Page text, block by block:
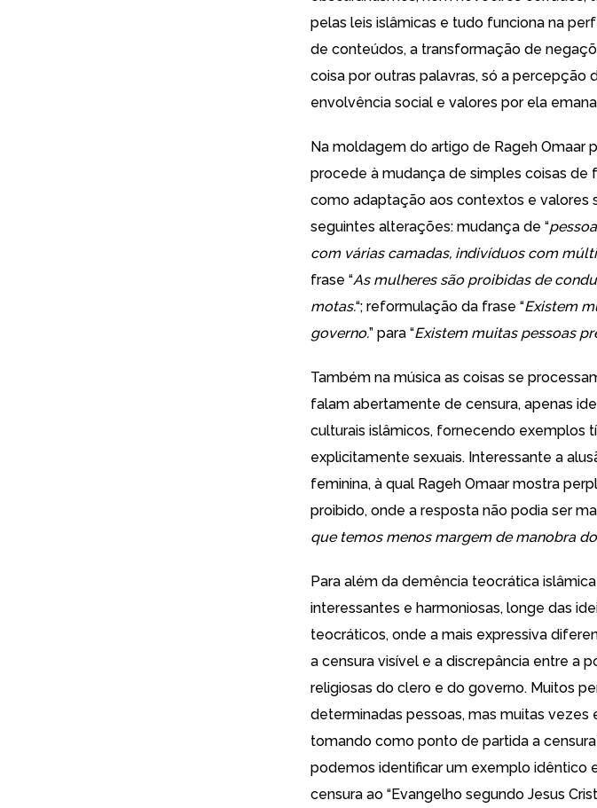
pelas leis islâmicas e tudo funciona na
de conteúdos, a transformação de
coisa por outras palavras, só a percepção
envolvência social e valores por ela
Na moldagem do artigo de Rageh Omaar
procede à mudança de simples coisas de
como adaptação aos contextos e valores
seguintes alterações: mudança de “
com várias camadas, indivíduos com
frase “As mulheres são proibidas de
motas.“; reformulação da frase “Existem
governo.” para “Existem muitas pessoas
Também na música as coisas se
falam abertamente de censura, apenas
culturais islâmicos, fornecendo exemplos
explicitamente sexuais. Interessante a
feminina, à qual Rageh Omaar mostra
proibido, onde a resposta não podia ser
que temos menos margem de manobra
Para além da demência teocrática
interessantes e harmoniosas, longe das
teocráticos, onde a mais expressiva
a censura visível e a discrepância entre a
religiosas do clero e do governo. Muitos
determinadas pessoas, mas muitas
tomando como ponto de partida a
podemos identificar um exemplo idêntico
censura ao “Evangelho segundo Jesus